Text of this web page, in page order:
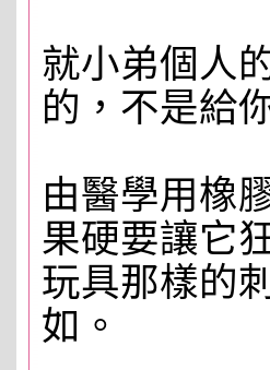
就小弟個人
的，不是給
由醫學用橡
果硬要讓它
玩具那樣的
如。